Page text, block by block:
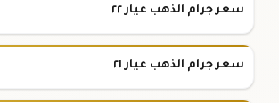
سعر جرام الذهب عيار ٢٢
سعر جرام الذهب عيار ٢١